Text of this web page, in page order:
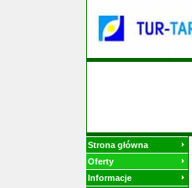
Strona główna
Oferty
Informacje